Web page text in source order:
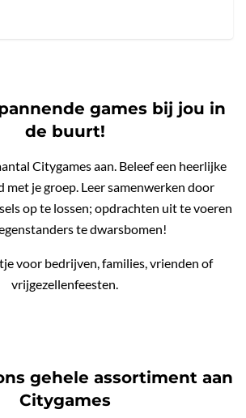
games bij jou in
de buurt!
Citygames aan. Beleef een heerlijke
met je groep. Leer samenwerken door
op te lossen; opdrachten uit te voeren
te dwarsbomen!
voor bedrijven, families, vrienden of
vrijgezellenfeesten.
gehele assortiment aan
Citygames